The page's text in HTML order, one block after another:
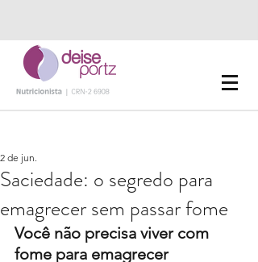
Saciedade: o segredo para
emagrecer sem passar fome
2 de jun.
Você não precisa viver com
fome para emagrecer